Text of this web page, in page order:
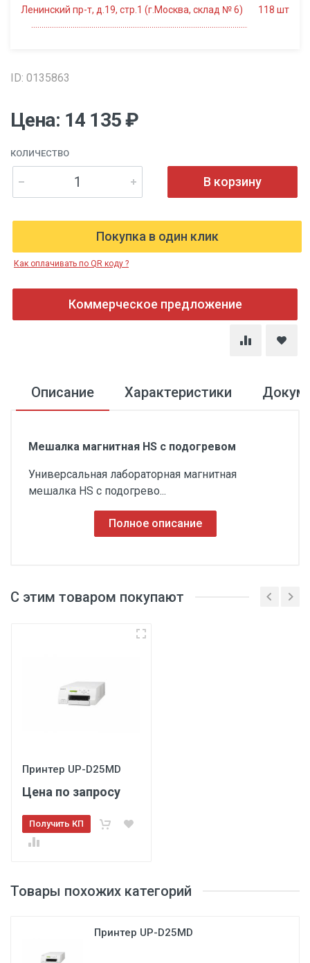
Товары похожих категорий
Принтер UP-D25MD
Ленинский пр-т, д.19, стр.1 (г.Москва, склад № 6) 118 шт
ID: 0135863
Цена: 14 135 ₽
КОЛИЧЕСТВО
В корзину
Покупка в один клик
Как оплачивать по QR коду ?
Коммерческое предложение
Описание Характеристики
Мешалка магнитная HS с подогревом
Универсальная лабораторная магнитная
мешалка HS с подогрево...
Полное описание
С этим товаром покупают
Принтер UP-D25MD
Цена по запросу
Получить КП